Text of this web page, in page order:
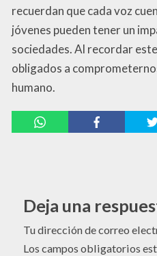
recuerdan que cada voz
jóvenes pueden tener un
sociedades. Al recordar
obligados a
humano.
Deja una
Tu dirección de correo
Los campos obligatorios